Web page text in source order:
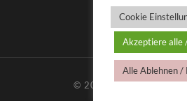
© 2026 TJ.S PODCASTS
Cookie
Akzeptiere alle
Alle Ablehnen /